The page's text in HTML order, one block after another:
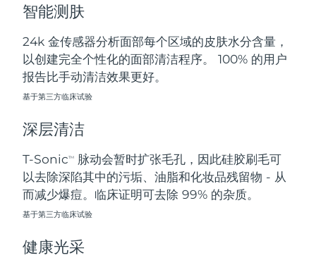
智能测肤
24k 金传感器分析面部每个区域的皮肤水分含量，
以创建完全个性化的面部清洁程序。 100% 的用户
报告比手动清洁效果更好。
基于第三方临床试验
深层清洁
T-SonicTM
脉动会暂时扩张毛孔，因此硅胶刷毛可
以去除深陷其中的污垢、油脂和化妆品残留物 - 从
而减少爆痘。临床证明可去除 99% 的杂质。
基于第三方临床试验
健康光采
马耳他
墨西哥 预计送达日期 8/13/26
摩纳哥
荷兰
新西兰 预计送达日期8/9/26
挪威 预计送达日期